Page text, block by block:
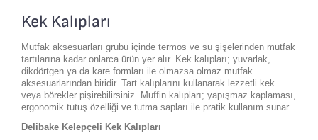
Kek Kalıpları
Mutfak aksesuarları grubu içinde termos ve su şişelerinden mutfak
tartılarına kadar onlarca ürün yer alır. Kek kalıpları; yuvarlak,
dikdörtgen ya da kare formları ile olmazsa olmaz mutfak
aksesuarlarından biridir. Tart kalıplarını kullanarak lezzetli kek
veya börekler pişirebilirsiniz. Muffin kalıpları; yapışmaz kaplaması,
ergonomik tutuş özelliği ve tutma sapları ile pratik kullanım sunar.
Delibake Kelepçeli Kek Kalıpları